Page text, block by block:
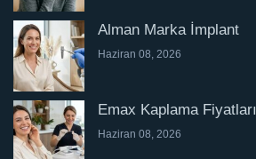
Alman Marka İmplant
Haziran 08, 2026
Emax Kaplama Fiyatları
Haziran 08, 2026